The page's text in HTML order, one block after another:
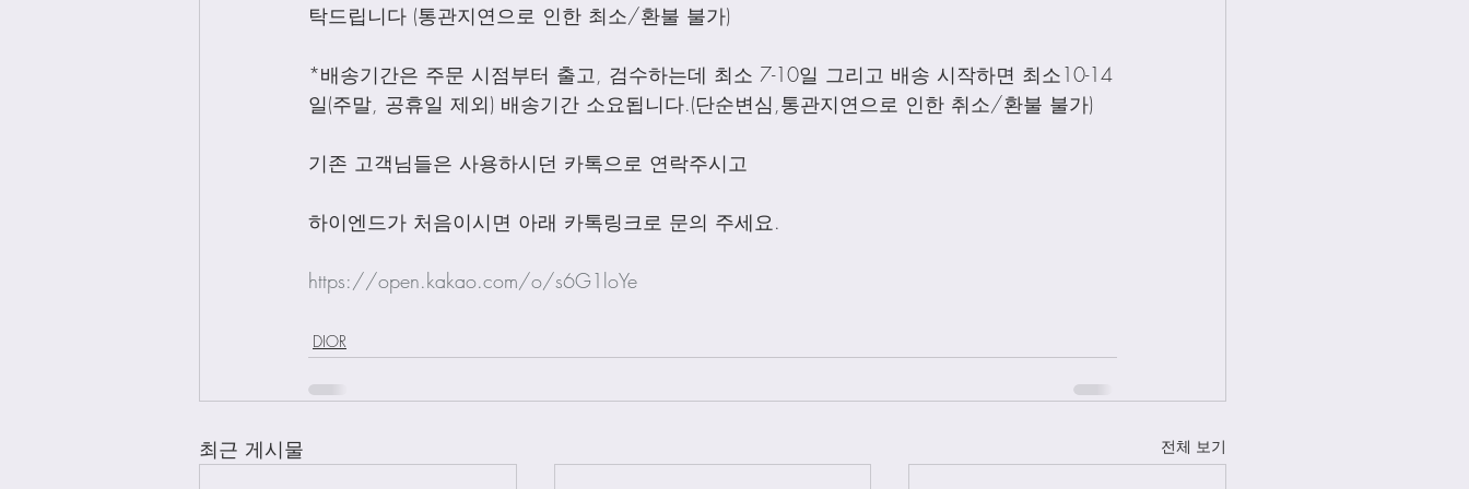
탁드립니다 (통관지연으로 인한 최소/환불 불가)
*배송기간은 주문 시점부터 출고, 검수하는데 최소 7-10일 그리고 배송 시작하면 최소10-14
일(주말, 공휴일 제외) 배송기간 소요됩니다.(단순변심,통관지연으로 인한 취소/환불 불가)
기존 고객님들은 사용하시던 카톡으로 연락주시고
하이엔드가 처음이시면 아래 카톡링크로 문의 주세요.
https://open.kakao.com/o/s6G1loYe
DIOR
최근 게시물 전체 보기